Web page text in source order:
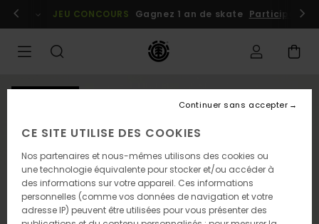
l'information
Se connecter / s'inscrire
JEU CONCOURS Gagnez 1 an de skate Participez
CE SITE UTILISE DES COOKIES
Nos partenaires et nous-mêmes utilisons des cookies ou
une technologie équivalente pour stocker et/ou accéder à
des informations sur votre appareil. Ces informations
personnelles (comme vos données de navigation et votre
adresse IP) peuvent être utilisées pour vous présenter des
Continuer sans accepter